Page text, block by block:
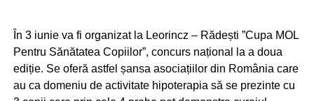
În 3 iunie va fi organizat la Leorincz – Rădești ”Cupa MOL
Pentru Sănătatea Copiilor”, concurs național la a doua
ediție. Se oferă astfel șansa asociațiilor din România care
au ca domeniu de activitate hipoterapia să se prezinte cu